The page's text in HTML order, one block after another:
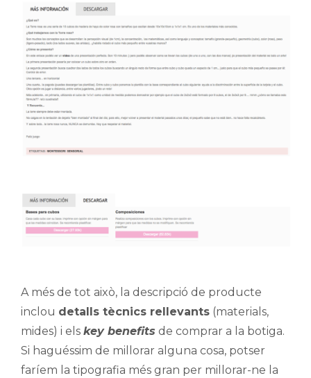
A més de tot això, la descripció de producte
inclou detalls tècnics rellevants (materials,
mides) i els key benefits de comprar a la botiga.
Si haguéssim de millorar alguna cosa, potser
faríem la tipografia més gran per millorar-ne la